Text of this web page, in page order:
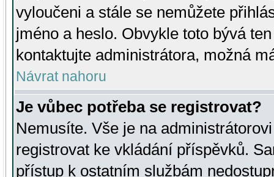
vyloučeni a stále se nemůžete
jméno a heslo. Obvykle toto bývá
kontaktujte administrátora, možná
Návrat nahoru
Je vůbec potřeba se registrovat?
Nemusíte. Vše je na
registrovat ke vkládání příspěvků.
přístup k ostatním službám